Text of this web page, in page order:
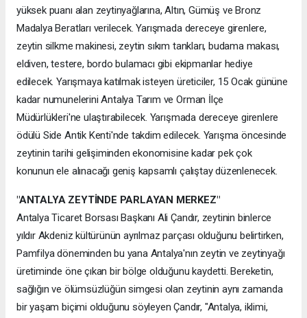
yüksek puanı alan zeytinyağlarına, Altın, Gümüş ve Bronz
Madalya Beratları verilecek. Yarışmada dereceye girenlere,
zeytin silkme makinesi, zeytin sıkım tankları, budama makası,
eldiven, testere, bordo bulamacı gibi ekipmanlar hediye
edilecek. Yarışmaya katılmak isteyen üreticiler, 15 Ocak gününe
kadar numunelerini Antalya Tarım ve Orman İlçe
Müdürlükleri'ne ulaştırabilecek. Yarışmada dereceye girenlere
ödülü Side Antik Kenti'nde takdim edilecek. Yarışma öncesinde
zeytinin tarihi gelişiminden ekonomisine kadar pek çok
konunun ele alınacağı geniş kapsamlı çalıştay düzenlenecek.
"ANTALYA ZEYTİNDE PARLAYAN MERKEZ"
Antalya Ticaret Borsası Başkanı Ali Çandır, zeytinin binlerce
yıldır Akdeniz kültürünün ayrılmaz parçası olduğunu belirtirken,
Pamfilya döneminden bu yana Antalya'nın zeytin ve zeytinyağı
üretiminde öne çıkan bir bölge olduğunu kaydetti. Bereketin,
sağlığın ve ölümsüzlüğün simgesi olan zeytinin aynı zamanda
bir yaşam biçimi olduğunu söyleyen Çandır, "Antalya, iklimi,